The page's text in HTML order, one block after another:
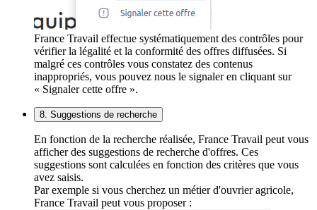
France Travail effectue systématiquement des contrôles pour
vérifier la légalité et la conformité des offres diffusées. Si
malgré ces contrôles vous constatez des contenus
inappropriés, vous pouvez nous le signaler en cliquant sur
« Signaler cette offre ».
8. Suggestions de recherche
En fonction de la recherche réalisée, France Travail peut vous
afficher des suggestions de recherche d'offres. Ces
suggestions sont calculées en fonction des critères que vous
avez saisis.
Par exemple si vous cherchez un métier d'ouvrier agricole,
France Travail peut vous proposer :